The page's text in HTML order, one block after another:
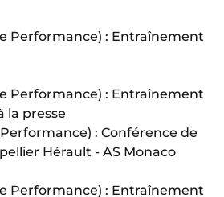
Performance) : Entraînement
Performance) : Entraînement
la presse
: Conférence de
Hérault - AS Monaco
Performance) : Entraînement